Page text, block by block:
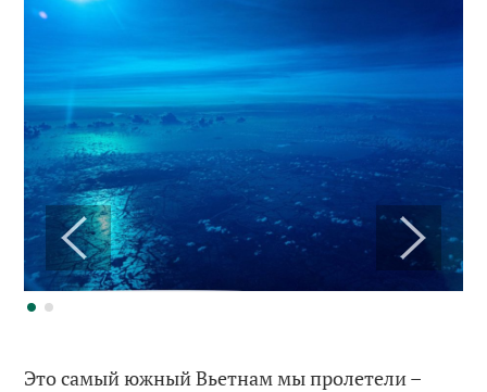
Это самый южный Вьетнам мы пролетели –